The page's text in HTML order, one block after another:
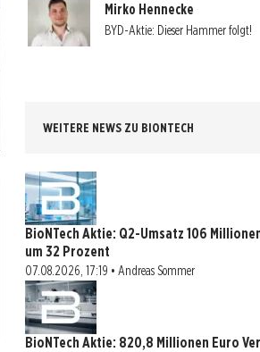
Mirko Hennecke
BYD-Aktie: Dieser Hammer folgt!
WEITERE NEWS ZU BIONTECH
BioNTech Aktie: Q2-Umsatz 106
um 32 Prozent
07.08.2026, 17:19 • Andreas Sommer
BioNTech Aktie: 820,8 Millionen Euro